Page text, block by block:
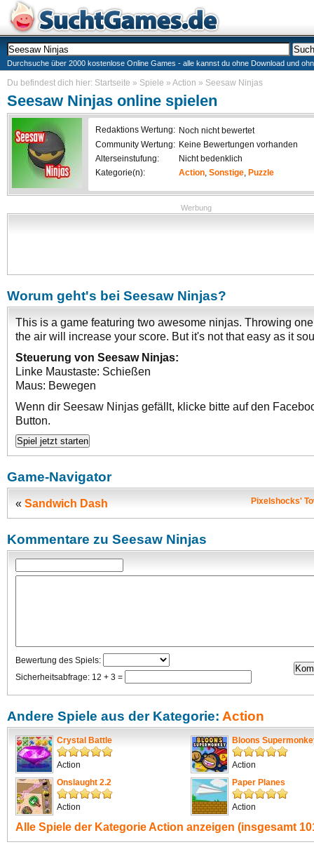
Durchsuche über 2000 kostenlose Online Games - alle kannst du ohne Download und
Du befindest dich hier: Startseite » Spiele » Action » Seesaw Ninjas
Seesaw Ninjas online spielen
Redaktions Wertung: Noch nicht bewertet
Community Wertung: Keine Bewertungen vorhanden
Alterseinstufung:
Nicht bedenklich
Kategorie(n):
Action, Sonstige, Puzzle
Werbung
Worum geht's bei Seesaw Ninjas?
This is a game featuring two awesome ninjas. Throwing
the air will increase your score. But it's not that easy as it
Steuerung von Seesaw Ninjas:
Linke Maustaste: Schießen
Maus: Bewegen
Wenn dir Seesaw Ninjas gefällt, klicke bitte auf den
Button.
Game-Navigator
Pixelshocks'
« Sandwich Dash
Kommentare zu Seesaw Ninjas
Bewertung des Spiels:
Sicherheitsabfrage: 12 + 3 =
Andere Spiele aus der Kategorie: Action
Crystal Battle
Action
Bloons
Action
Onslaught 2.2
Action
Paper Planes
Action
Alle Spiele der KategorieAction anzeigen (insgesamt